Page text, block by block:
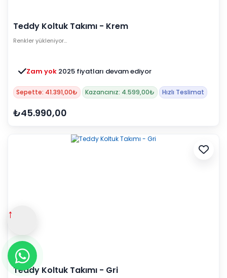
Teddy Koltuk Takımı - Krem
Renkler yükleniyor…
Zam yok 2025 fiyatları devam ediyor
Sepette: 41.391,00₺ Kazancınız: 4.599,00₺ Hızlı Teslimat
₺45.990,00
Teddy Koltuk Takımı - Gri
↑